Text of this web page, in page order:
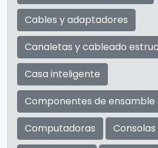
Cables y adaptadores
Canaletas y cableado
Casa inteligente
Componentes de ensamble
Computadoras
Consolas